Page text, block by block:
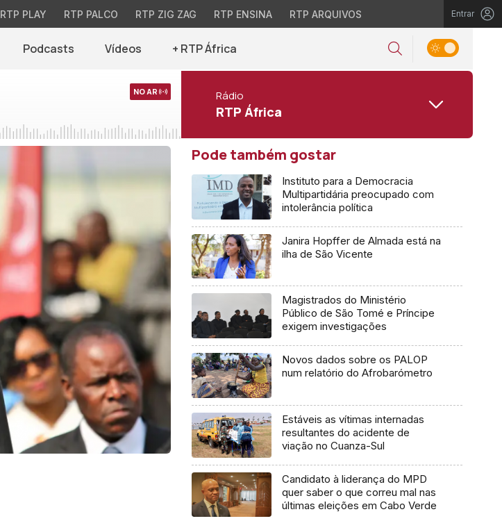
RTP PLAY RTP PALCO RTP ZIG ZAG RTP ENSINA RTP ARQUIVOS Entrar
Podcasts Vídeos + RTP África
NO AR Rádio
RTP África
Pode também gostar
Instituto para a Democracia
Multipartidária preocupado com
intolerância política
Janira Hopffer de Almada está na
ilha de São Vicente
Magistrados do Ministério
Público de São Tomé e Príncipe
exigem investigações
Novos dados sobre os PALOP
num relatório do Afrobarómetro
Estáveis as vítimas internadas
resultantes do acidente de
viação no Cuanza-Sul
Candidato à liderança do MPD
quer saber o que correu mal nas
últimas eleições em Cabo Verde